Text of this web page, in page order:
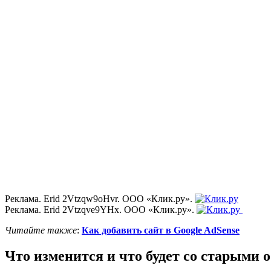
Реклама. Erid 2Vtzqw9oHvr. ООО «Клик.ру».
Реклама. Erid 2Vtzqve9YHx. ООО «Клик.ру».
Читайте также: Как добавить сайт в Google AdSense
Что изменится и что будет со старыми